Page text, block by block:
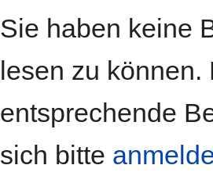
Sie haben keine
lesen zu
entsprechende
sich bitte